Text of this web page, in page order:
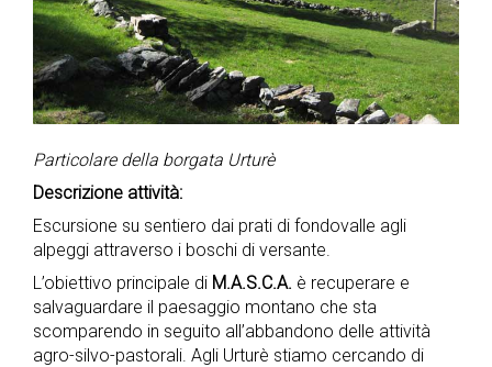
Particolare della borgata Urturè
Descrizione attività:
Escursione su sentiero dai prati di fondovalle agli
alpeggi attraverso i boschi di versante.
L’obiettivo principale di M.A.S.C.A. è recuperare e
salvaguardare il paesaggio montano che sta
scomparendo in seguito all’abbandono delle attività
agro-silvo-pastorali. Agli Urturè stiamo cercando di